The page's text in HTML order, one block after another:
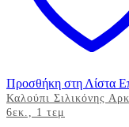
Προσθήκη στη Λίστα
Καλούπι Σιλικόνης
6εκ., 1 τεμ